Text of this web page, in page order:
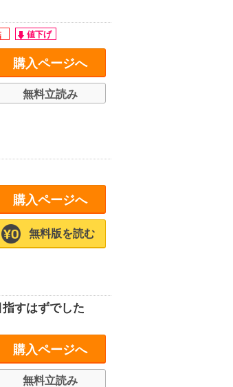
購入ページへ
無料立読み
購入ページへ
無料版を読む
すはずでした
購入ページへ
無料立読み